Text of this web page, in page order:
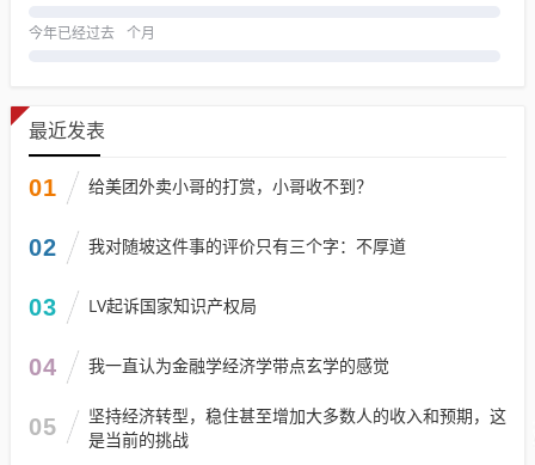
今年已经过去 个月
最近发表
01 给美团外卖小哥的打赏，小哥收不到？
02 我对随坡这件事的评价只有三个字：不厚道
03 LV起诉国家知识产权局
04 我一直认为金融学经济学带点玄学的感觉
05
坚持经济转型，稳住甚至增加大多数人的收入和预期，这
是当前的挑战